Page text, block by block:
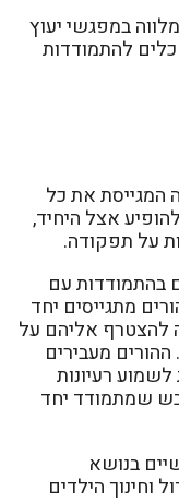
במפגשי יעוץ
להתמודדות
המגייסת את כל
אצל היחיד,
על תפקודה.
בהתמודדות עם
מתגייסים יחד
להצטרף אליהם על
מעבירים
רעיונות
שמתמודד יחד
בנושא
וחינוך הילדים